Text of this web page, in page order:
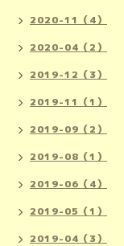
2020-11（4）
2020-04（2）
2019-12（3）
2019-11（1）
2019-09（2）
2019-08（1）
2019-06（4）
2019-05（1）
2019-04（3）